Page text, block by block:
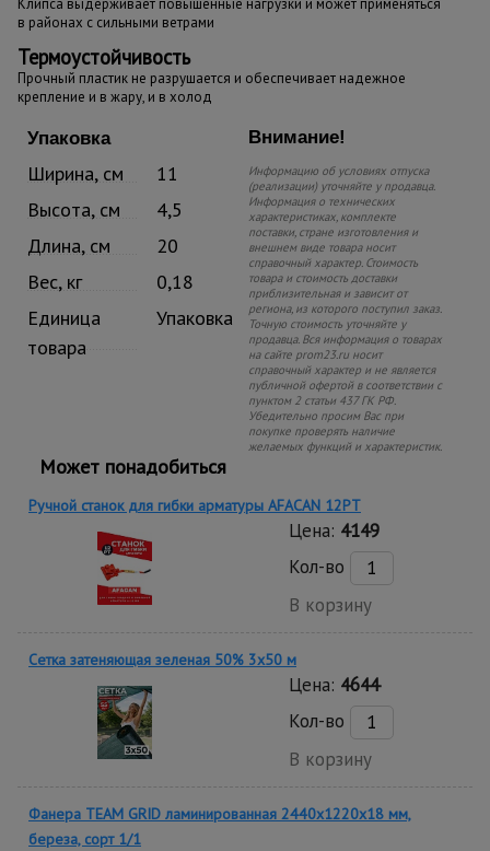
Клипса выдерживает повышенные нагрузки и может применяться
в районах с сильными ветрами
Термоустойчивость
Прочный пластик не разрушается и обеспечивает надежное
крепление и в жару, и в холод
Упаковка
Ширина, см
11
Высота, см
4,5
Длина, см
20
Вес, кг
0,18
Единица
товара
Упаковка
Внимание!
Информацию об условиях отпуска
(реализации) уточняйте у продавца.
Информация о технических
характеристиках, комплекте
поставки, стране изготовления и
внешнем виде товара носит
справочный характер. Стоимость
товара и стоимость доставки
приблизительная и зависит от
региона, из которого поступил заказ.
Точную стоимость уточняйте у
продавца. Вся информация о товарах
на сайте prom23.ru носит
справочный характер и не является
публичной офертой в соответствии с
пунктом 2 статьи 437 ГК РФ.
Убедительно просим Вас при
покупке проверять наличие
желаемых функций и характеристик.
Может понадобиться
Ручной станок для гибки арматуры AFACAN 12PT
Цена: 4149
Кол-во
В корзину
Сетка затеняющая зеленая 50% 3х50 м
Цена: 4644
Кол-во
В корзину
Фанера TEAM GRID ламинированная 2440х1220х18 мм,
береза, сорт 1/1